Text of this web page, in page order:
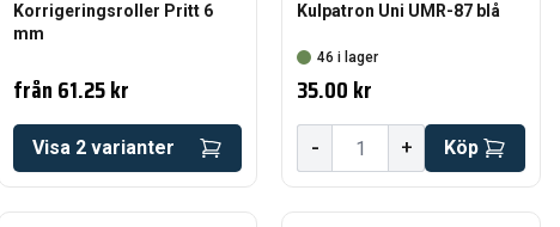
Korrigeringsroller Pritt 6
mm
från61.25 kr
Visa 2 varianter
Kulpatron Uni UMR-87 blå
46 i lager
35.00 kr
- + Köp